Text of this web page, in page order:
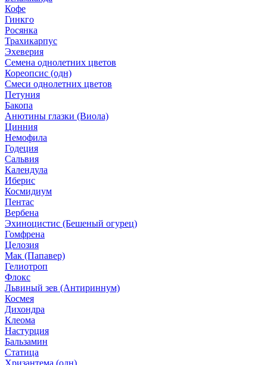
Кофе
Гинкго
Росянка
Трахикарпус
Эхеверия
Семена однолетних цветов
Кореопсис (одн)
Смеси однолетних цветов
Петуния
Бакопа
Анютины глазки (Виола)
Цинния
Немофила
Годеция
Сальвия
Календула
Иберис
Космидиум
Пентас
Вербена
Эхиноцистис (Бешеный огурец)
Гомфрена
Целозия
Мак (Папавер)
Гелиотроп
Флокс
Львиный зев (Антириннум)
Космея
Дихондра
Клеома
Настурция
Бальзамин
Статица
Хризантема (одн)